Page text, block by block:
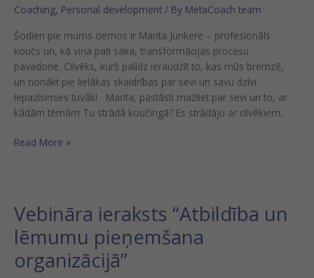
Coaching, Personal development / By MetaCoach team
Šodien pie mums ciemos ir Marita Junkere – profesionāls
koučs un, kā viņa pati saka, transformācijas procesu
pavadone. Cilvēks, kurš palīdz ieraudzīt to, kas mūs bremzē,
un nonākt pie lielākas skaidrības par sevi un savu dzīvi.
Iepazīsimies tuvāk! Marita, pastāsti mazliet par sevi un to, ar
kādām tēmām Tu strādā koučingā? Es strādāju ar cilvēkiem,
Read More »
Vebināra ieraksts “Atbildība un
lēmumu pieņemšana
organizācijā”
Vebināra
ieraksts
“Atbildība
un
lēmumu